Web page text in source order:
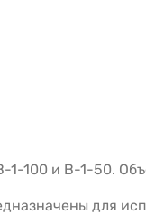
100 и В-1-50.
для